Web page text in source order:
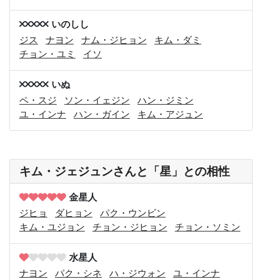
いのしし
ジス
ナヨン ナム・ジヒョン
キム・ダミ
チョン・ユミ
イソ
いぬ
ペ・スジ
ソン・イェジン
ハン・ジミン
ユ・インナ
ハン・ガイン キム・アジュン
キム・ジェジュンさんと「星」との相性
金星人
ジヒョ
ダヒョン
パク・ウンビン
キム・ユジョン
チョン・ジヒョン チョン・ソミン
水星人
ナヨン
パク・シネ ハ・ジウォン
ユ・インナ